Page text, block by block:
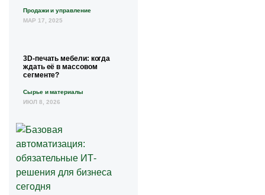
Продажи и управление
МАР 17, 2025
3D-печать мебели: когда
ждать её в массовом
сегменте?
Сырье и материалы
ИЮЛ 8, 2026